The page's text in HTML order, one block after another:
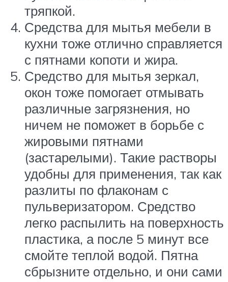
тряпкой.
Средства для мытья мебели в
кухни тоже отлично справляется
с пятнами копоти и жира.
Средство для мытья зеркал,
окон тоже помогает отмывать
различные загрязнения, но
ничем не поможет в борьбе с
жировыми пятнами
(застарелыми). Такие растворы
удобны для применения, так как
разлиты по флаконам с
пульверизатором. Средство
легко распылить на поверхность
пластика, а после 5 минут все
смойте теплой водой. Пятна
сбрызните отдельно, и они сами